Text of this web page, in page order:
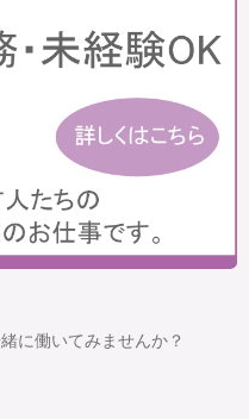
に働いてみませんか？